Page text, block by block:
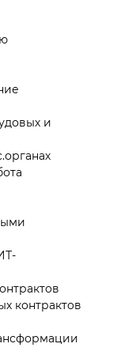
и
контрактов